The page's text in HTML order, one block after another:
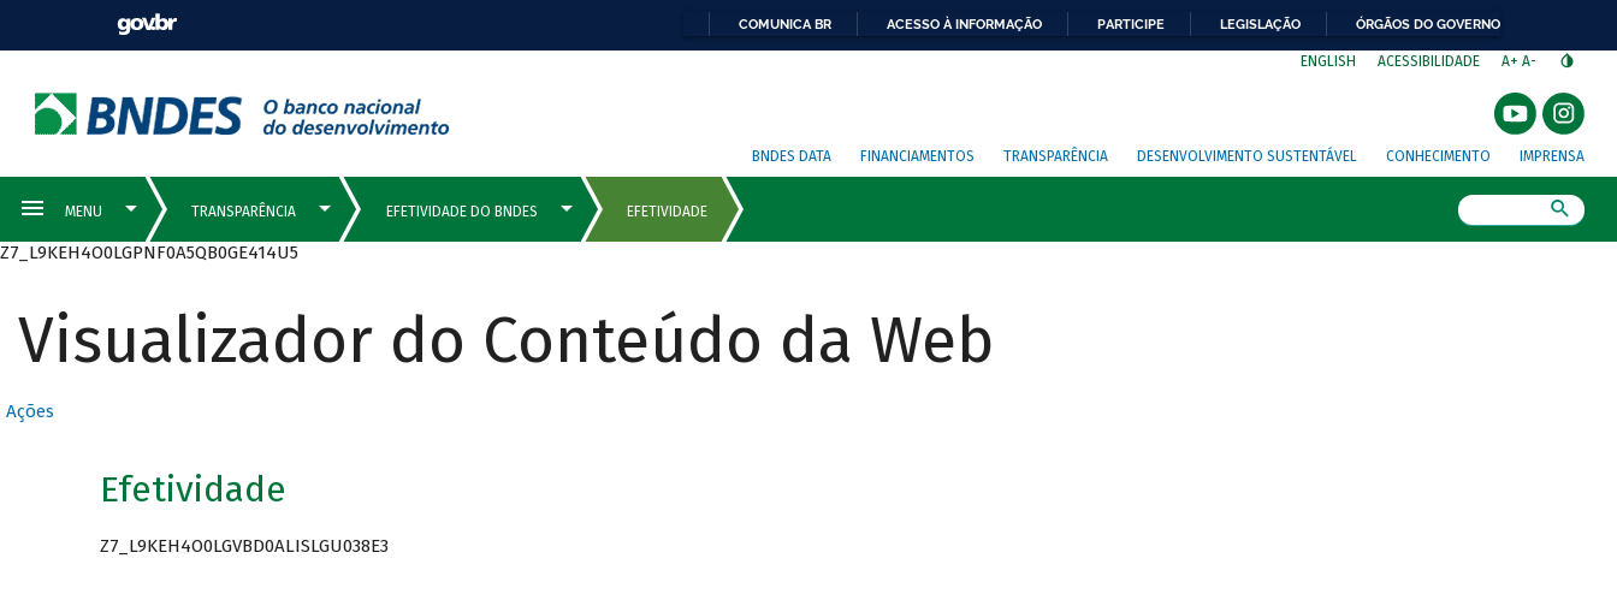
COMUNICA BR ACESSO À INFORMAÇÃO PARTICIPE LEGISLAÇÃO ÓRGÃOS DO GOVERNO
ENGLISH ACESSIBILIDADE A+ A-
BNDES DATA FINANCIAMENTOS TRANSPARÊNCIA DESENVOLVIMENTO SUSTENTÁVEL CONHECIMENTO IMPRENSA
Z7_L9KEH4O0LGPNF0A5QB0GE414U5
Visualizador do Conteúdo da Web
Ações
Efetividade
Z7_L9KEH4O0LGVBD0ALISLGU038E3